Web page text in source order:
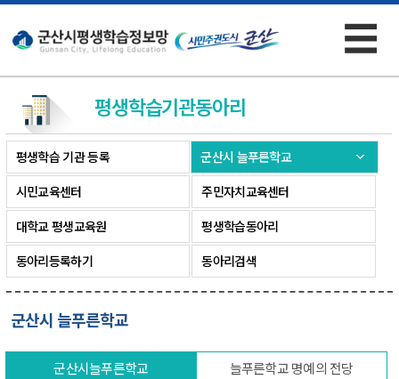
×
☰
평생학습기관동아리
평생학습 기관 등록
군산시 늘푸른학교
시민교육센터
주민자치교육센터
대학교 평생교육원
평생학습동아리
동아리등록하기
동아리검색
군산시 늘푸른학교
군산시늘푸른학교 늘푸른학교 명예의 전당